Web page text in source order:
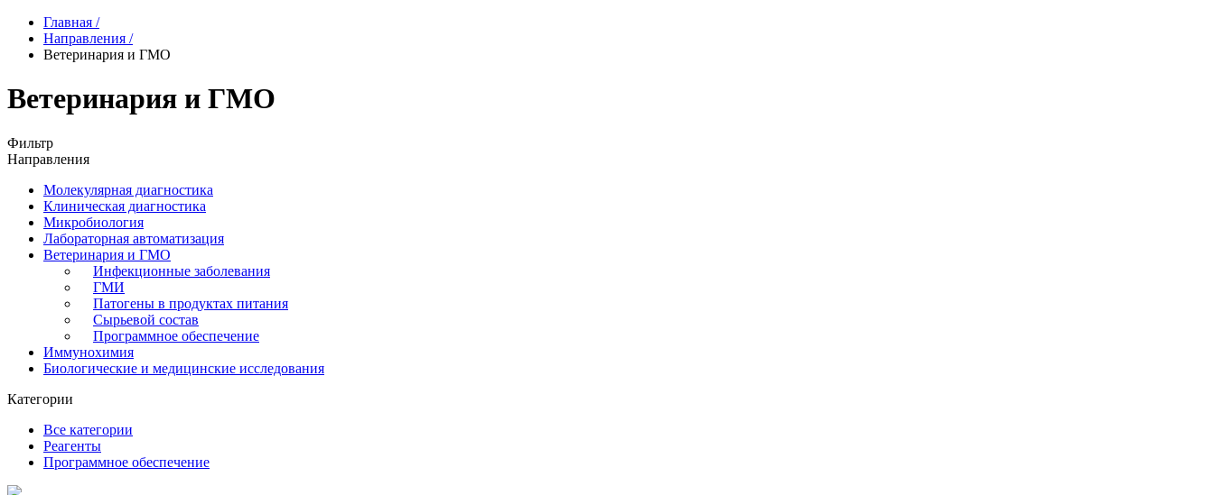
Главная /
Направления /
Ветеринария и ГМО
Ветеринария и ГМО
Фильтр
Направления
Молекулярная диагностика
Клиническая диагностика
Микробиология
Лабораторная автоматизация
Ветеринария и ГМО
Инфекционные заболевания
ГМИ
Патогены в продуктах питания
Сырьевой состав
Программное обеспечение
Иммунохимия
Биологические и медицинские исследования
Категории
Все категории
Реагенты
Программное обеспечение